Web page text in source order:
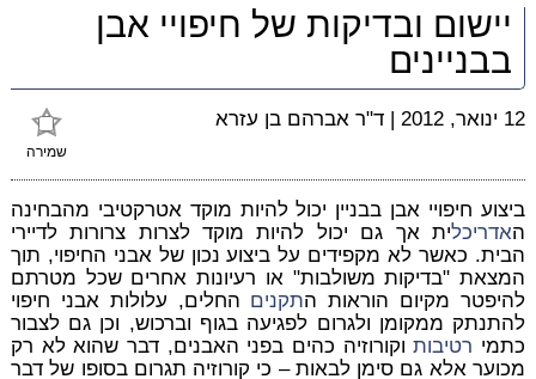
יישום ובדיקות של חיפויי אבן
בבניינים
שמירה
12 ינואר, 2012 | ד"ר אברהם בן עזרא
ביצוע חיפויי אבן בבניין יכול להיות מוקד אטרקטיבי מהבחינה
האדריכלית אך גם יכול להיות מוקד לצרות צרורות לדיירי
הבית. כאשר לא מקפידים על ביצוע נכון של אבני החיפוי, תוך
המצאת "בדיקות משולבות" או רעיונות אחרים שכל מטרתם
להיפטר מקיום הוראות התקנים החלים, עלולות אבני חיפוי
להתנתק ממקומן ולגרום לפגיעה בגוף וברכוש, וכן גם לצבור
כתמי רטיבותוקורוזיה כהים בפני האבנים, דבר שהוא לא רק
מכוער אלא גם סימן לבאות – כי קורוזיה תגרום בסופו של דבר